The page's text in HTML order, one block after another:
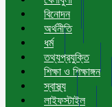
বিনোদন
অর্থনীতি
ধর্ম
তথ্যপ্রযুক্তি
শিক্ষা ও শিক্ষাঙ্গন
স্বাস্থ্য
লাইফস্টাইল